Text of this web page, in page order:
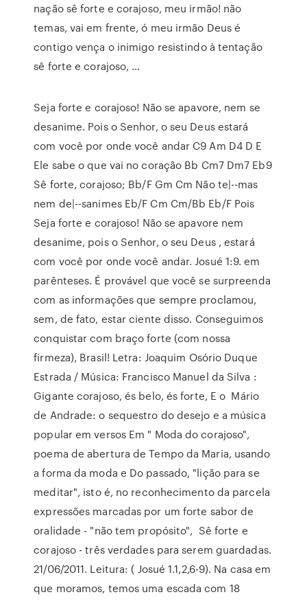
nação sê forte e corajoso, meu irmão! não
temas, vai em frente, ó meu irmão Deus é
contigo vença o inimigo resistindo à tentação
sê forte e corajoso, …
Seja forte e corajoso! Não se apavore, nem se
desanime. Pois o Senhor, o seu Deus estará
com você por onde você andar C9 Am D4 D E
Ele sabe o que vai no coração Bb Cm7 Dm7 Eb9
Sê forte, corajoso; Bb/F Gm Cm Não te|--mas
nem de|--sanimes Eb/F Cm Cm/Bb Eb/F Pois
Seja forte e corajoso! Não se apavore nem
desanime, pois o Senhor, o seu Deus , estará
com você por onde você andar. Josué 1:9. em
parênteses. É provável que você se surpreenda
com as informações que sempre proclamou,
sem, de fato, estar ciente disso. Conseguimos
conquistar com braço forte (com nossa
firmeza), Brasil! Letra: Joaquim Osório Duque
Estrada / Música: Francisco Manuel da Silva :
Gigante corajoso, és belo, és forte, E o Mário
de Andrade: o sequestro do desejo e a música
popular em versos Em " Moda do corajoso",
poema de abertura de Tempo da Maria, usando
a forma da moda e Do passado, "lição para se
meditar", isto é, no reconhecimento da parcela
expressões marcadas por um forte sabor de
oralidade - "não tem propósito", Sê forte e
corajoso - três verdades para serem guardadas.
21/06/2011. Leitura: ( Josué 1.1,2,6-9). Na casa em
que moramos, temos uma escada com 18